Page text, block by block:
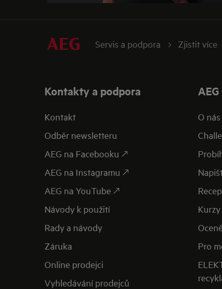
Servis a podpora Zjistit více
Kontakty a podpora
Kontakt
Odběr newsletteru
AEG na Facebooku 🡕
AEG na Instagramu 🡕
AEG na YouTube 🡕
Návody k použití
Rady a návody
Záruka
Online prodejci
Vyhledávání prodejců
AEG
O nás
Pro